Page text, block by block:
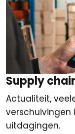
Supply
Actualiteit,
verschuivingen
uitdagingen.